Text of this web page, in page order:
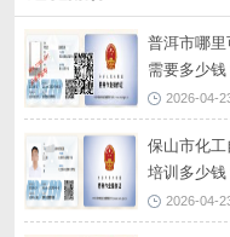
普洱市哪
需要多少钱
2026-04-
保山市化
培训多少钱
2026-04-